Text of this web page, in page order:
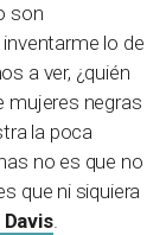
son
lo de
a ver, ¿quién
mujeres negras
la poca
no es que no
que ni siquiera
.